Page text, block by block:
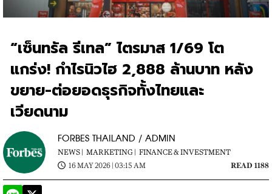
“เซ็นทรัล รีเทล” ไตรมาส 1/69 โต
แกร่ง! กำไรนิวไฮ 2,888 ล้านบาท หลัง
ขยาย-ต่อยอดธุรกิจทั้งไทยและ
เวียดนาม
FORBES THAILAND / ADMIN
NEWS | MARKETING | FINANCE & INVESTMENT
16 MAY 2026 | 03:15 AM
READ 1188